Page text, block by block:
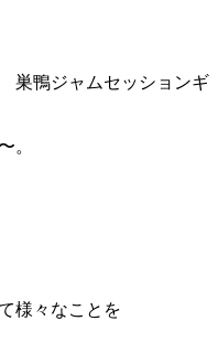
巣鴨ジャムセッションギ
。
様々なことを